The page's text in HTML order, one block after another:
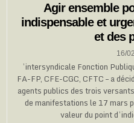
Agir ensemble
indispensable et
et des
16/
’intersyndicale Fonction
FA-FP, CFE-CGC, CFTC – a
agents publics des trois
de manifestations le 17 mars
valeur du point